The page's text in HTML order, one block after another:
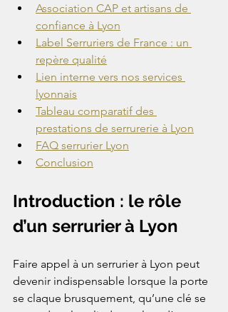
Association CAP et artisans de
confiance à Lyon
Label Serruriers de France : un
repère qualité
Lien interne vers nos services
lyonnais
Tableau comparatif des
prestations de serrurerie à Lyon
FAQ serrurier Lyon
Conclusion
Introduction : le rôle
d’un serrurier à Lyon
Faire appel à un serrurier à Lyon peut
devenir indispensable lorsque la porte
se claque brusquement, qu’une clé se